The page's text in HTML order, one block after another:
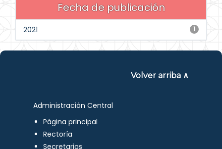
Fecha de publicación
1
2021
Volver arriba ∧
Administración Central
Página principal
Rectoría
Secretarios